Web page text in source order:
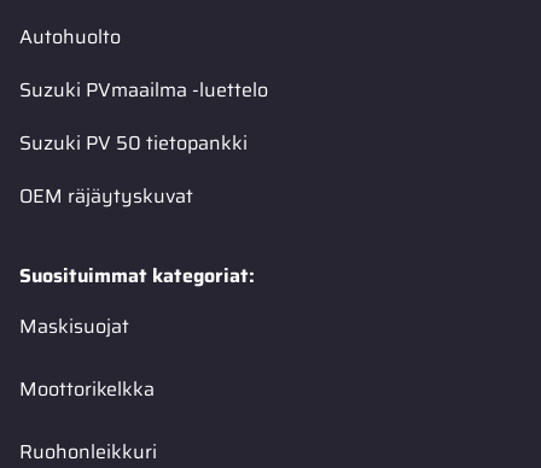
Autohuolto
Suzuki PVmaailma -luettelo
Suzuki PV 50 tietopankki
OEM räjäytyskuvat
Suosituimmat kategoriat:
Maskisuojat
Moottorikelkka
Ruohonleikkuri